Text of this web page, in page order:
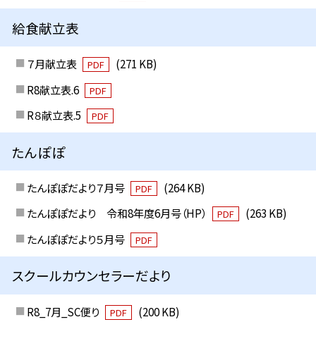
給食献立表
７月献立表 PDF
(271 KB)
R8献立表.6
PDF
R８献立表.5 PDF
たんぽぽ
たんぽぽだより７月号 PDF
(264 KB)
たんぽぽだより 令和8年度6月号（HP）
PDF
(263 KB)
たんぽぽだより５月号
PDF
スクールカウンセラーだより
R8_7月_SC便り PDF (200 KB)